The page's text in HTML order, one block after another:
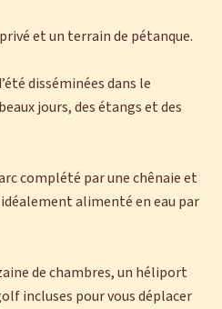
et un terrain de pétanque.
disséminées dans le
jours, des étangs et des
complété par une chênaie et
alimenté en eau par
de chambres, un héliport
incluses pour vous déplacer